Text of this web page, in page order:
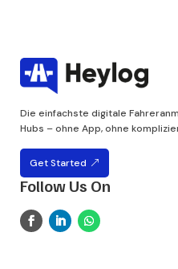
Die einfachste digitale
Hubs – ohne App, ohne
Get Started
Follow Us On